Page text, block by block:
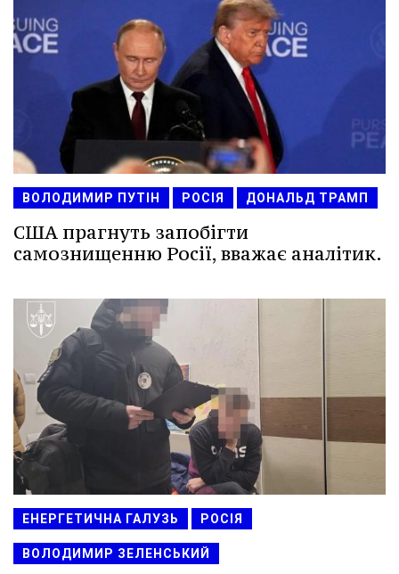
ВОЛОДИМИР ПУТІН РОСІЯ ДОНАЛЬД ТРАМП
США прагнуть запобігти
самознищенню Росії, вважає аналітик.
ЕНЕРГЕТИЧНА ГАЛУЗЬ РОСІЯ
ВОЛОДИМИР ЗЕЛЕНСЬКИЙ